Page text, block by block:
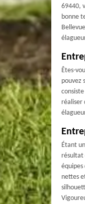
69440,
bonne
Êtes-
pouvez
réaliser
Étant
résultat
équipes
nettes